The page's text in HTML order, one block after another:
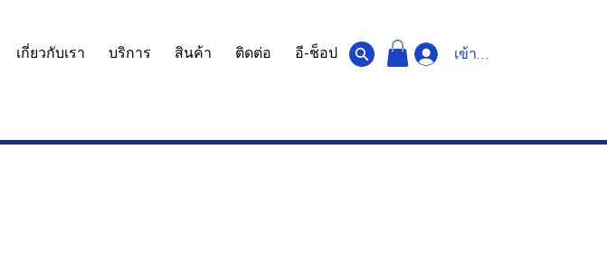
เกี่ยวกับเรา บริการ สินค้า ติดต่อ อี-ช็อป เข้าสู่ระบบ